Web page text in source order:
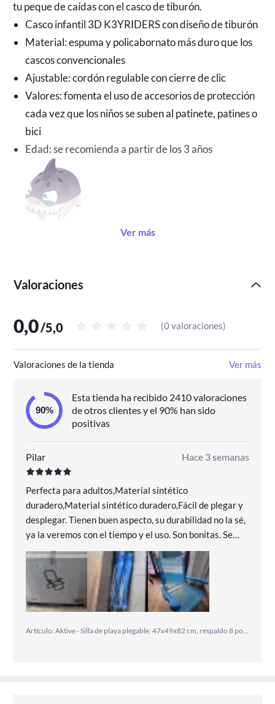
tu peque de caídas con el casco de tiburón.
Casco infantil 3D K3YRIDERS con diseño de tiburón
Material: espuma y policabornato más duro que los
cascos convencionales
Ajustable: cordón regulable con cierre de clic
Valores: fomenta el uso de accesorios de protección
cada vez que los niños se suben al patinete, patines o
bici
Edad: se recomienda a partir de los 3 años
Ver más
Valoraciones
0,0/5,0 (0 valoraciones)
Valoraciones de la tienda Ver más
Esta tienda ha recibido 2410 valoraciones
de otros clientes y el 90% han sido
positivas
Pilar Hace 3 semanas
Perfecta para adultos,Material sintético
duradero,Material sintético duradero,Fácil de plegar y
desplegar. Tienen buen aspecto, su durabilidad no la sé,
ya la veremos con el tiempo y el uso. Son bonitas. Se
tumban hacia atrás hast estar casi acostada.
Artículo: Aktive - Silla de playa plegable, 47x49x82 cm, respaldo 8 posiciones, aluminio y textileno, asiento bajo, incluye cojín acolchado, sin tubo delantero, asa de transporte, silla reclinable de playa, multiposición, silla playa plegable ligera